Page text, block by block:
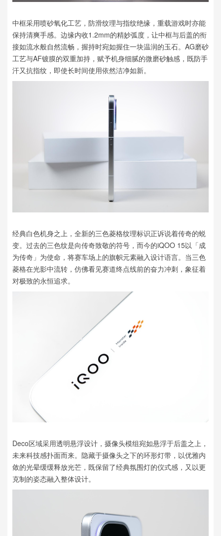
中框采用喷砂氧化工艺，防滑纹理与指纹绝缘，重载游戏时亦能
保持清爽手感。边缘内收1.2mm的精妙弧度，让中框与后盖的衔
接如流水般自然流畅，握持时宛如握住一块温润的玉石。AG磨砂
工艺与AF镀膜的双重加持，赋予机身细腻的微磨砂触感，既防手
汗又抗指纹，即使长时间使用依然洁净如新。
经典白色机身之上，全新的三色菱格纹理标识正诉说着传奇的蜕
变。过去的三色纹是向传奇致敬的符号，而今的iQOO 15以「成
为传奇」为使命，将赛车场上的旗帜元素融入设计语言。当三色
菱格在光影中流转，仿佛看见赛道终点线前的奋力冲刺，象征着
对极致的永恒追求。
Deco区域采用透明悬浮设计，摄像头模组宛如悬浮于后盖之上，
未来科技感扑面而来。隐藏于摄像头之下的环形灯带，以优雅内
敛的光晕缓缓释放光芒，既保留了经典氛围灯的仪式感，又以更
克制的姿态融入整体设计。